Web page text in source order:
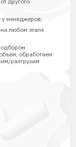
у менеджеров;
любом этапе
обработаем
разгрузим